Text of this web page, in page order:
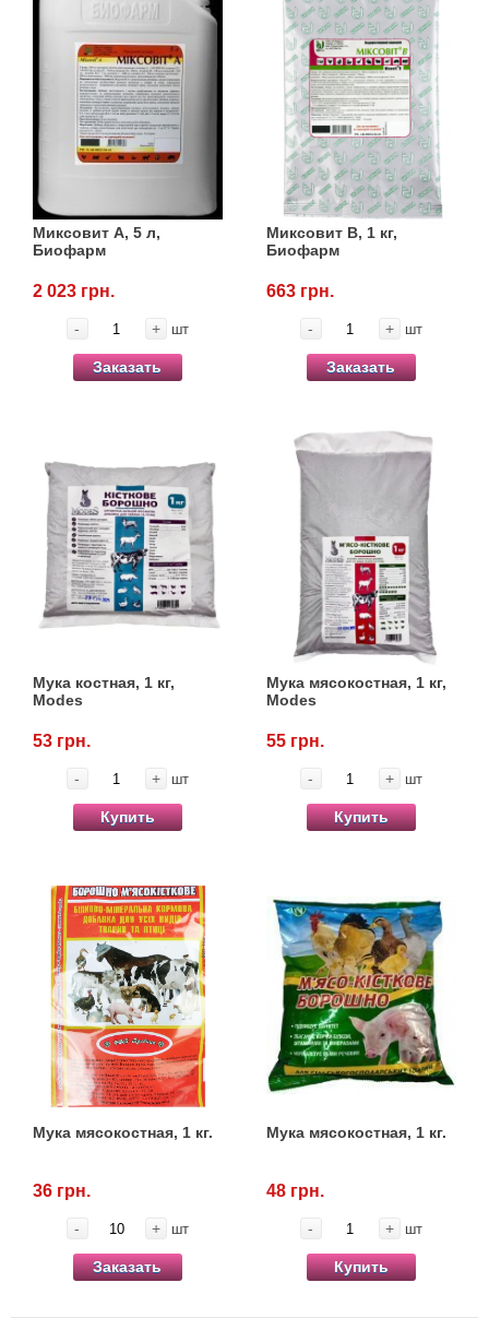
Миксовит А, 5 л,
Биофарм
2 023 грн.
- + шт
Заказать
Миксовит В, 1 кг,
Биофарм
663 грн.
- + шт
Заказать
Мука костная, 1 кг,
Modes
53 грн.
- + шт
Купить
Мука мясокостная, 1 кг,
Modes
55 грн.
- + шт
Купить
Мука мясокостная, 1 кг.
36 грн.
- + шт
Заказать
Мука мясокостная, 1 кг.
48 грн.
- + шт
Купить